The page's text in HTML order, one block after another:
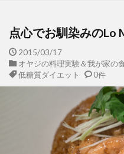
点心でお馴染みのLo
2015/03/17
オヤジの料理実験＆我が家の
低糖質ダイエット
0件
低温調理・スロークッ